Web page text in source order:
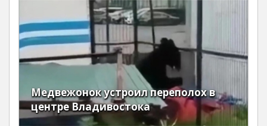
Медвежонок устроил переполох в
центре Владивостока